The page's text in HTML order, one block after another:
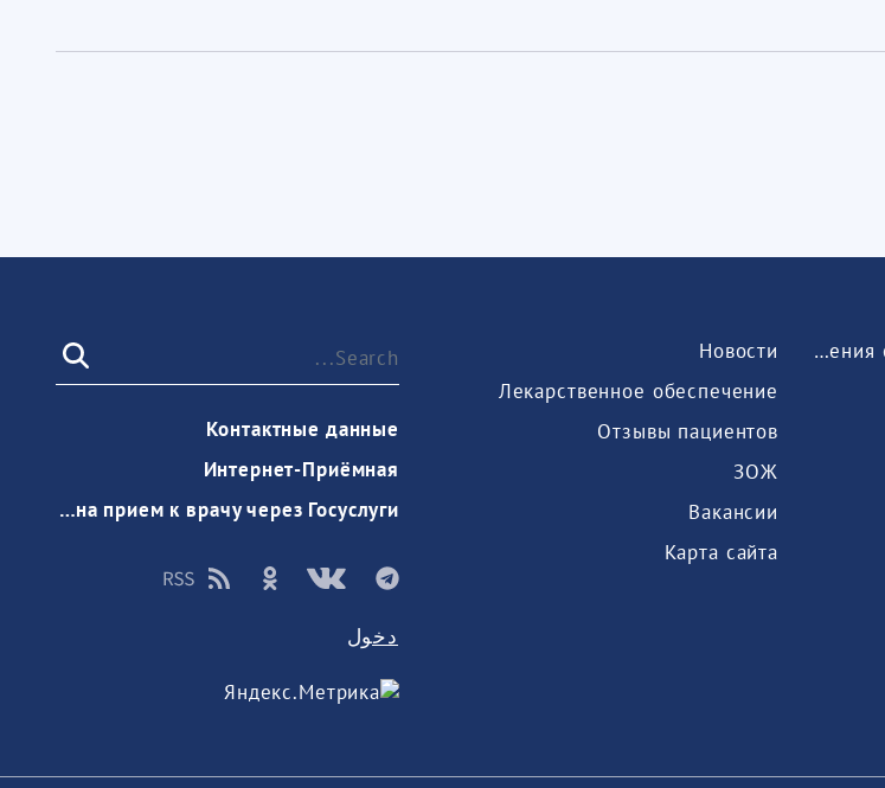
Сведения о медицинской организации
Новости
Лекарственное обеспечение
Отзывы пациентов
ЗОЖ
Вакансии
Карта сайта
Контактные данные
Интернет-Приёмная
Запись на прием к врачу через Госуслуги
دخول